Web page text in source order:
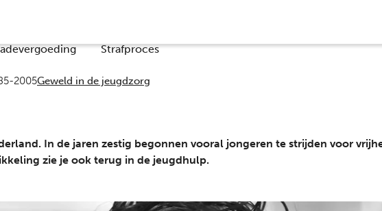
Strafproces
2005Geweld in de jeugdzorg
In de jaren zestig begonnen vooral jongeren te strijden voor
zie je ook terug in de jeugdhulp.